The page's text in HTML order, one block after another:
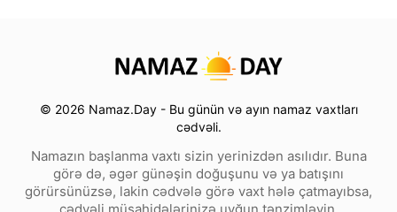
© 2026 Namaz.Day - Bu günün və ayın namaz vaxtları
cədvəli.
Namazın başlanma vaxtı sizin yerinizdən asılıdır. Buna
görə də, əgər günəşin doğuşunu və ya batışını
görürsünüzsə, lakin cədvələ görə vaxt hələ çatmayıbsa,